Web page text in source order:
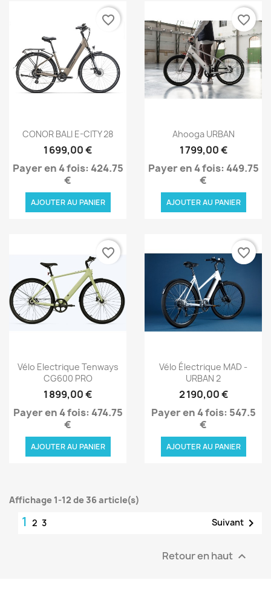
Aperçu rapide
CONOR BALI E-CITY 28
1 699,00 €
Payer en 4 fois: 424.75
€
AJOUTER AU PANIER
favorite_border
Aperçu rapide
Ahooga URBAN
1 799,00 €
Payer en 4 fois: 449.75
€
AJOUTER AU PANIER
favorite_border
Aperçu rapide
Vélo Electrique Tenways
CG600 PRO
1 899,00 €
Payer en 4 fois: 474.75
€
AJOUTER AU PANIER
favorite_border
Aperçu rapide
Vélo Électrique MAD -
URBAN 2
2 190,00 €
Payer en 4 fois: 547.5
€
AJOUTER AU PANIER
favorite_border
Affichage 1-12 de 36 article(s)
1 2 3 Suivant 
Retour en haut 